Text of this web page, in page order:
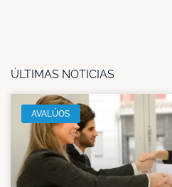
ÚLTIMAS NOTICIAS
AVALÚOS